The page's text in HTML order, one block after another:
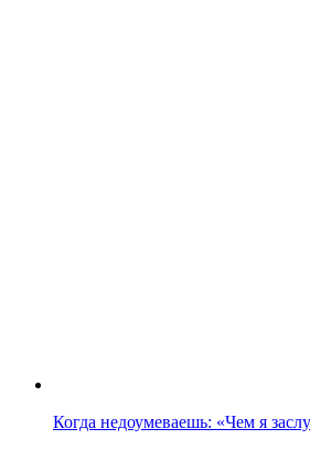
Когда недоумеваешь: «Чем я